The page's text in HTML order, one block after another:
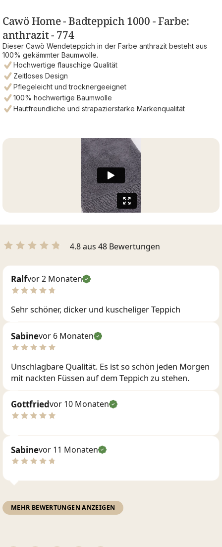
Cawö Home - Badteppich 1000 - Farbe:
anthrazit - 774
Dieser Cawö Wendeteppich in der Farbe anthrazit besteht aus
100% gekämmter Baumwolle.
Hochwertige flauschige Qualität
Zeitloses Design
Pflegeleicht und trocknergeeignet
100% hochwertige Baumwolle
Hautfreundliche und strapazierstarke Markenqualität
4.8 aus 48 Bewertungen
Ralfvor 2 Monaten
Sehr schöner, dicker und kuscheliger Teppich
Sabinevor 6 Monaten
Unschlagbare Qualität. Es ist so schön jeden Morgen
mit nackten Füssen auf dem Teppich zu stehen.
Gottfriedvor 10 Monaten
Sabinevor 11 Monaten
MEHR BEWERTUNGEN ANZEIGEN